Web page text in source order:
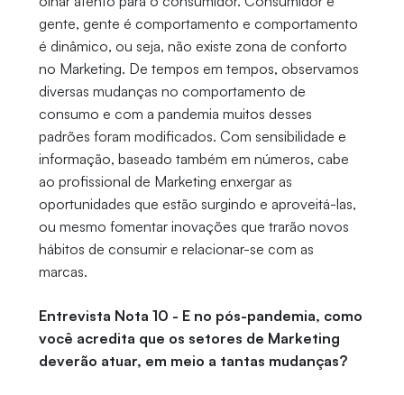
gente, gente é comportamento e comportamento
é dinâmico, ou seja, não existe zona de conforto
no Marketing. De tempos em tempos, observamos
diversas mudanças no comportamento de
consumo e com a pandemia muitos desses
padrões foram modificados. Com sensibilidade e
informação, baseado também em números, cabe
ao profissional de Marketing enxergar as
oportunidades que estão surgindo e aproveitá-las,
ou mesmo fomentar inovações que trarão novos
hábitos de consumir e relacionar-se com as
marcas.
Entrevista Nota 10 - E no pós-pandemia, como
você acredita que os setores de Marketing
deverão atuar, em meio a tantas mudanças?